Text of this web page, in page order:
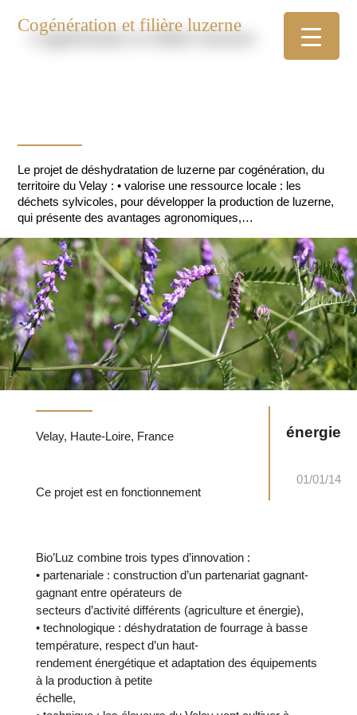
Cogénération et filière luzerne
Le projet de déshydratation de luzerne par cogénération, du
territoire du Velay : • valorise une ressource locale : les
déchets sylvicoles, pour développer la production de luzerne,
qui présente des avantages agronomiques,
élevages du territoire, • participe ainsi à l’autonomie
alimentaire des élevages du territoire, et à leur robustesse, •
crée environ 30 emplois et en consolide une centaine, •
mobilise des financements publics, avec effet levier, pour les
investissements
01/01/14
énergie
Velay, Haute-Loire, France
Ce projet est en fonctionnement
Bio’Luz combine trois types d’innovation :
• partenariale : construction d’un partenariat gagnant-
gagnant entre opérateurs de
secteurs d’activité différents (agriculture et énergie),
• technologique : déshydratation de fourrage à basse
température, respect d’un haut-
rendement énergétique et adaptation des équipements
à la production à petite
échelle,